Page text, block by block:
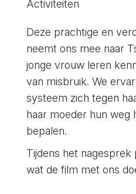
Activiteiten
Deze prachtige en
neemt ons mee naar
jonge vrouw leren
van misbruik. We
systeem zich tegen
haar moeder hun weg
bepalen.
Tijdens het
wat de film met ons